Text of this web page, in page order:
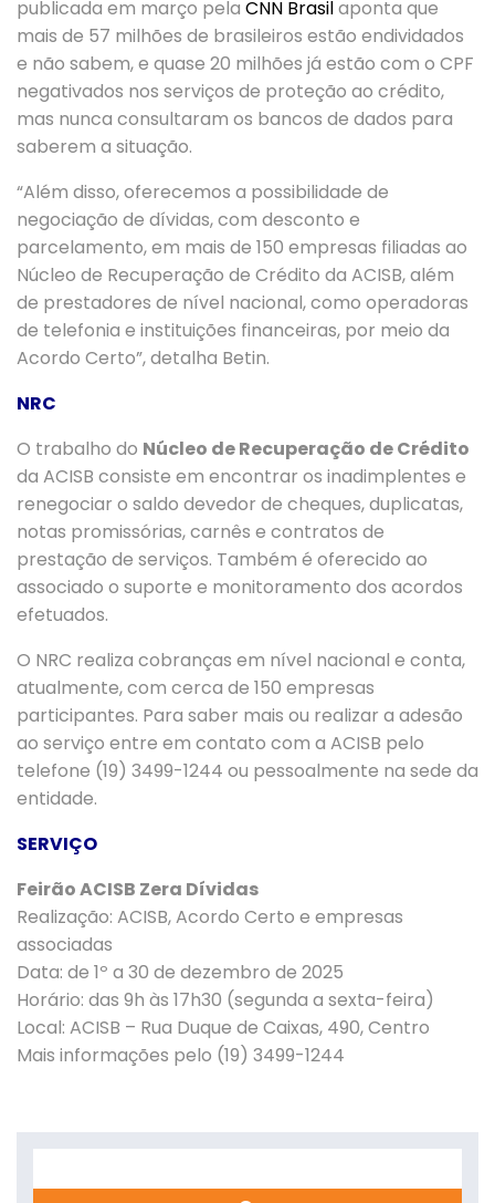
publicada em março pela CNN Brasilaponta que
mais de 57 milhões de brasileiros estão endividados
e não sabem, e quase 20 milhões já estão com o CPF
negativados nos serviços de proteção ao crédito,
mas nunca consultaram os bancos de dados para
saberem a situação.
“Além disso, oferecemos a possibilidade de
negociação de dívidas, com desconto e
parcelamento, em mais de 150 empresas filiadas ao
Núcleo de Recuperação de Crédito da ACISB, além
de prestadores de nível nacional, como operadoras
de telefonia e instituições financeiras, por meio da
Acordo Certo”, detalha Betin.
NRC
O trabalho do Núcleo de Recuperação de Crédito
da ACISB consiste em encontrar os inadimplentes e
renegociar o saldo devedor de cheques, duplicatas,
notas promissórias, carnês e contratos de
prestação de serviços. Também é oferecido ao
associado o suporte e monitoramento dos acordos
efetuados.
O NRC realiza cobranças em nível nacional e conta,
atualmente, com cerca de 150 empresas
participantes. Para saber mais ou realizar a adesão
ao serviço entre em contato com a ACISB pelo
telefone (19) 3499-1244 ou pessoalmente na sede da
entidade.
SERVIÇO
Feirão ACISB Zera Dívidas
Realização: ACISB, Acordo Certo e empresas
associadas
Data: de 1º a 30 de dezembro de 2025
Horário: das 9h às 17h30 (segunda a sexta-feira)
Local: ACISB – Rua Duque de Caixas, 490, Centro
Mais informações pelo (19) 3499-1244